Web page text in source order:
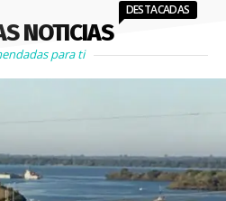
NOTICIAS
DESTACADAS
para ti